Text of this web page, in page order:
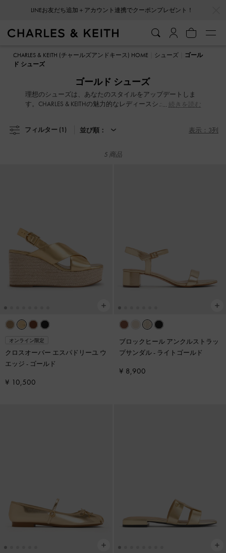
LINEお友だち追加＋アカウント連携でクーポンプレゼント！
LINEお友だち追加＋アカウント連携でクーポンプレゼント！
CHARLES & KEITH (チャールズアンドキース) HOME シューズ
ゴール
ド シューズ
ゴールド シューズ
理想のシューズは、あなたのスタイルをアップデートしま
す。CHARLES & KEITHの魅力的なレディースシューズコレク
イン、洗練されたブレードヒール、女性らしいアンクルス
練されたディテールでスタイルを格上げします。どんな気
続きを読む
フィルター (1) 並び順： 表示：3列
5 商品
オンライン限定
クロスオーバー エスパドリーユ ウ
エッジ - ゴールド
¥ 10,500
ブロックヒール アンクルストラッ
プサンダル- ライトゴールド
¥ 8,900